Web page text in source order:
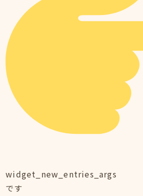
widget_new_entries_args
です